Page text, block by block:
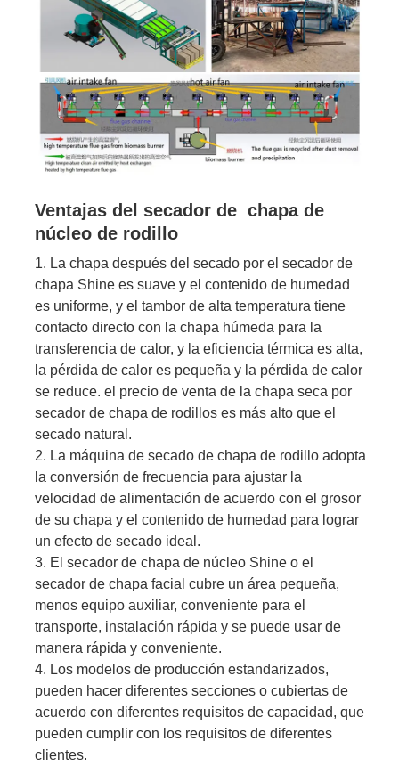
Ventajas del secador de chapa de
núcleo de rodillo
1. La chapa después del secado por el secador de
chapa Shine es suave y el contenido de humedad
es uniforme, y el tambor de alta temperatura tiene
contacto directo con la chapa húmeda para la
transferencia de calor, y la eficiencia térmica es alta,
la pérdida de calor es pequeña y la pérdida de calor
se reduce. el precio de venta de la chapa seca por
secador de chapa de rodillos es más alto que el
secado natural.
2. La máquina de secado de chapa de rodillo adopta
la conversión de frecuencia para ajustar la
velocidad de alimentación de acuerdo con el grosor
de su chapa y el contenido de humedad para lograr
un efecto de secado ideal.
3. El secador de chapa de núcleo Shine o el
secador de chapa facial cubre un área pequeña,
menos equipo auxiliar, conveniente para el
transporte, instalación rápida y se puede usar de
manera rápida y conveniente.
4. Los modelos de producción estandarizados,
pueden hacer diferentes secciones o cubiertas de
acuerdo con diferentes requisitos de capacidad, que
pueden cumplir con los requisitos de diferentes
clientes.